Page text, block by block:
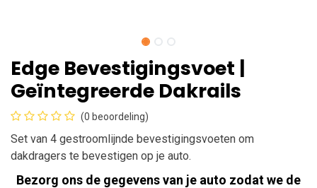
Edge Bevestigingsvoet |
Geïntegreerde Dakrails
(0 beoordeling)
Set van 4 gestroomlijnde bevestigingsvoeten om
dakdragers te bevestigen op je auto.
Bezorg ons de gegevens van je auto zodat we de